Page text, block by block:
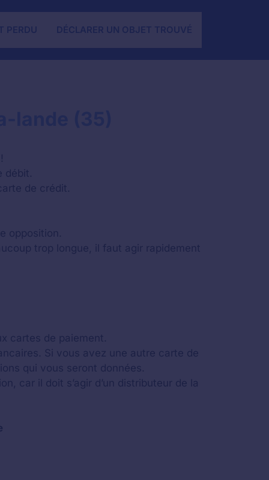
PERDU DÉCLARER UN OBJET TROUVÉ
débit.
de crédit.
opposition.
trop longue, il faut agir rapidement
cartes de paiement.
Si vous avez une autre carte de
qui vous seront données.
car il doit s’agir d’un distributeur de la